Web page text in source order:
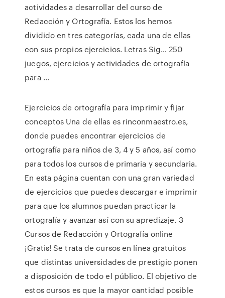
actividades a desarrollar del curso de
Redacción y Ortografía. Estos los hemos
dividido en tres categorías, cada una de ellas
con sus propios ejercicios. Letras Sig… 250
juegos, ejercicios y actividades de ortografía
para ...
Ejercicios de ortografía para imprimir y fijar
conceptos Una de ellas es rinconmaestro.es,
donde puedes encontrar ejercicios de
ortografía para niños de 3, 4 y 5 años, así como
para todos los cursos de primaria y secundaria.
En esta página cuentan con una gran variedad
de ejercicios que puedes descargar e imprimir
para que los alumnos puedan practicar la
ortografía y avanzar así con su apredizaje. 3
Cursos de Redacción y Ortografía online
¡Gratis! Se trata de cursos en línea gratuitos
que distintas universidades de prestigio ponen
a disposición de todo el público. El objetivo de
estos cursos es que la mayor cantidad posible